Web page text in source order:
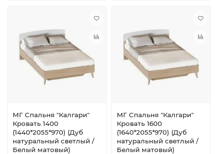
МГ Спальня "Калгари"
Кровать 1400
(1440*2055*970) (Дуб
натуральный светлый /
Белый матовый)
МГ Спальня "Калгари"
Кровать 1600
(1640*2055*970) (Дуб
натуральный светлый /
Белый матовый)